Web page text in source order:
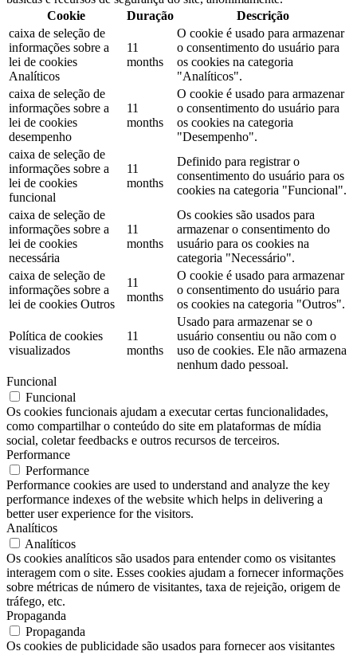
Cookie
Duração
Descrição
caixa de seleção de
informações sobre a
lei de cookies
Analíticos
11
months
O cookie é usado para armazenar
o consentimento do usuário para
os cookies na categoria
"Analíticos".
caixa de seleção de
informações sobre a
lei de cookies
desempenho
11
months
O cookie é usado para armazenar
o consentimento do usuário para
os cookies na categoria
"Desempenho".
caixa de seleção de
informações sobre a
lei de cookies
funcional
11
months
Definido para registrar o
consentimento do usuário para os
cookies na categoria "Funcional".
caixa de seleção de
informações sobre a
lei de cookies
necessária
11
months
Os cookies são usados ​​para
armazenar o consentimento do
usuário para os cookies na
categoria "Necessário".
caixa de seleção de
informações sobre a
lei de cookies Outros
11
months
O cookie é usado para armazenar
o consentimento do usuário para
os cookies na categoria "Outros".
Política de cookies
visualizados
11
months
Usado para armazenar se o
usuário consentiu ou não com o
uso de cookies. Ele não armazena
nenhum dado pessoal.
Funcional
Funcional
Os cookies funcionais ajudam a executar certas funcionalidades,
como compartilhar o conteúdo do site em plataformas de mídia
social, coletar feedbacks e outros recursos de terceiros.
Performance
Performance
Performance cookies are used to understand and analyze the key
performance indexes of the website which helps in delivering a
better user experience for the visitors.
Analíticos
Analíticos
Os cookies analíticos são usados ​​para entender como os visitantes
interagem com o site. Esses cookies ajudam a fornecer informações
sobre métricas de número de visitantes, taxa de rejeição, origem de
tráfego, etc.
Propaganda
Propaganda
Os cookies de publicidade são usados ​​para fornecer aos visitantes